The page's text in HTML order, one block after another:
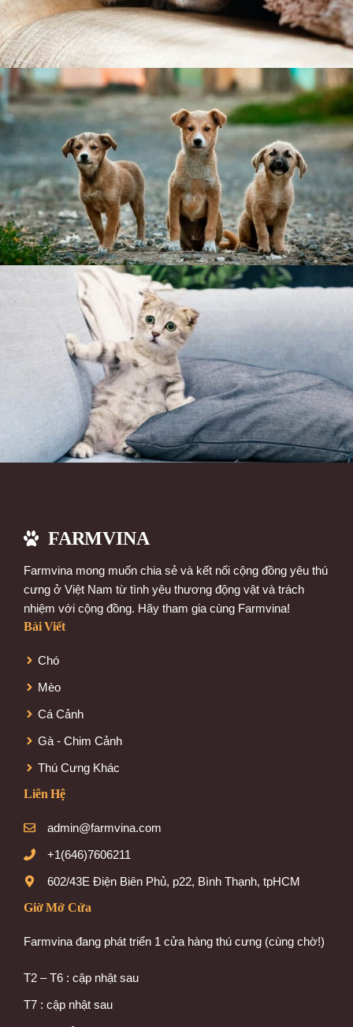
FARMVINA
Farmvina mong muốn chia sẻ và kết nối cộng đồng yêu thú
cưng ở Việt Nam từ tình yêu thương động vật và trách
nhiệm với cộng đồng. Hãy tham gia cùng Farmvina!
Bài Viết
Chó
Mèo
Cá Cảnh
Gà - Chim Cảnh
Thú Cưng Khác
Liên Hệ
admin@farmvina.com
+1(646)7606211
602/43E Điện Biên Phủ, p22, Bình Thạnh, tpHCM
Giờ Mở Cửa
Farmvina đang phát triển 1 cửa hàng thú cưng (cùng chờ!)
T2 – T6 : cập nhật sau
T7 : cập nhật sau